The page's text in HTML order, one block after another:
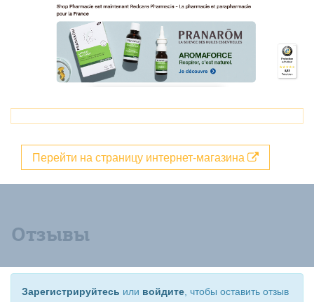
Перейти на страницу интернет-магазина
Отзывы
Зарегистрируйтесь или войдите , чтобы оставить отзыв